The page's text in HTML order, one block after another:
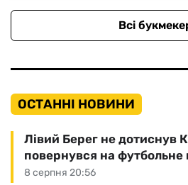
Всі
ОСТАННІ НОВИНИ
8 серпня 20:56
Лівий Берег не дотиснув
повернувся на футбольне